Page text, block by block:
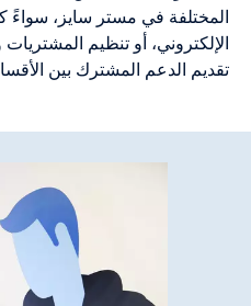
المختلفة في مستر سايز، سواءً
الإلكتروني، أو تنظيم
تقديم الدعم المشترك بين